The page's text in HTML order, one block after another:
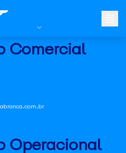
Comercial
Operacional